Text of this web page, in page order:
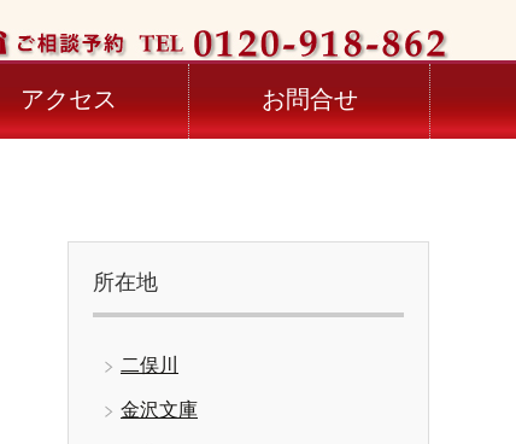
アクセス お問合せ
所在地
二俣川
金沢文庫